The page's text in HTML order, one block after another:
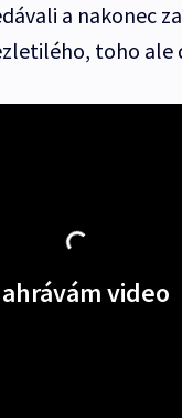
a nakonec
toho ale
video